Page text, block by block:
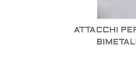
ATTACCHI